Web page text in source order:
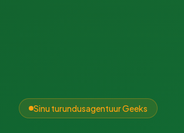
Sinu turundusagentuur Geeks